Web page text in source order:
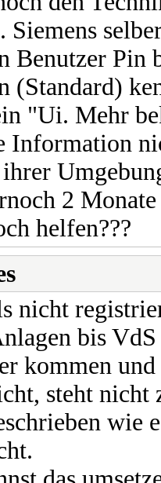
Benutzer Pin
(Standard)
"Ui. Mehr
Information
2
helfen???
nicht
bis
kommen
steht
wie